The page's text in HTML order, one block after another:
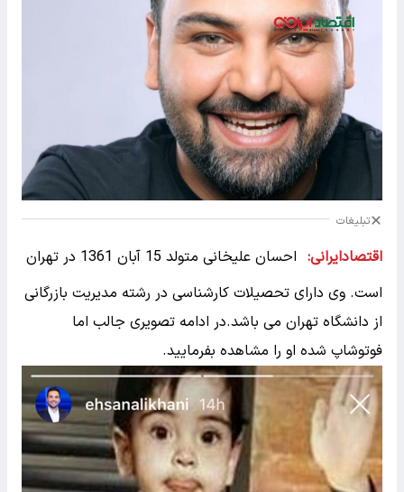
تبلیغات
اقتصادایرانی:
احسان علیخانی متولد 15 آبان 1361 در تهران
است. وی دارای تحصیلات کارشناسی در رشته مدیریت بازرگانی
از دانشگاه تهران می باشد.در ادامه تصویری جالب اما
فوتوشاپ شده او را مشاهده بفرمایید.